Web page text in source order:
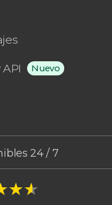
Nuevo
24 / 7